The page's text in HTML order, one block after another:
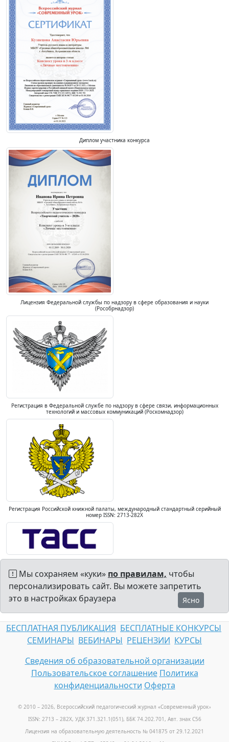
Диплом участника конкурса
Лицензия Федеральной службы по надзору в сфере образования и науки
(Рособрнадзор)
Регистрация в Федеральной службе по надзору в сфере связи, информационных
технологий и массовых коммуникаций (Роскомнадзор)
Регистрация Российской книжной палаты, международный стандартный серийный
номер ISSN: 2713-282X
Мы сохраняем «куки» по правилам, чтобы
персонализировать сайт. Вы можете запретить
это в настройках браузера
Ясно
БЕСПЛАТНАЯ ПУБЛИКАЦИЯ БЕСПЛАТНЫЕ КОНКУРСЫ
СЕМИНАРЫ ВЕБИНАРЫ РЕЦЕНЗИИ КУРСЫ
Сведения об образовательной организации
Пользовательское соглашение Политика
конфиденциальности Оферта
© 2010 – 2026, Всероссийский педагогический журнал «Современный урок»
ISSN: 2713 – 282X, УДК 371.321.1(051), ББК 74.202.701, Авт. знак С56
Лицензия на образовательную деятельность № 041875 от 29.12.2021